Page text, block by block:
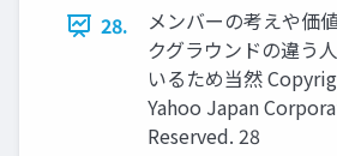
28.
メンバーの考えや価
クグラウンドの違う
いるため当然
Yahoo Japan
Reserved. 28